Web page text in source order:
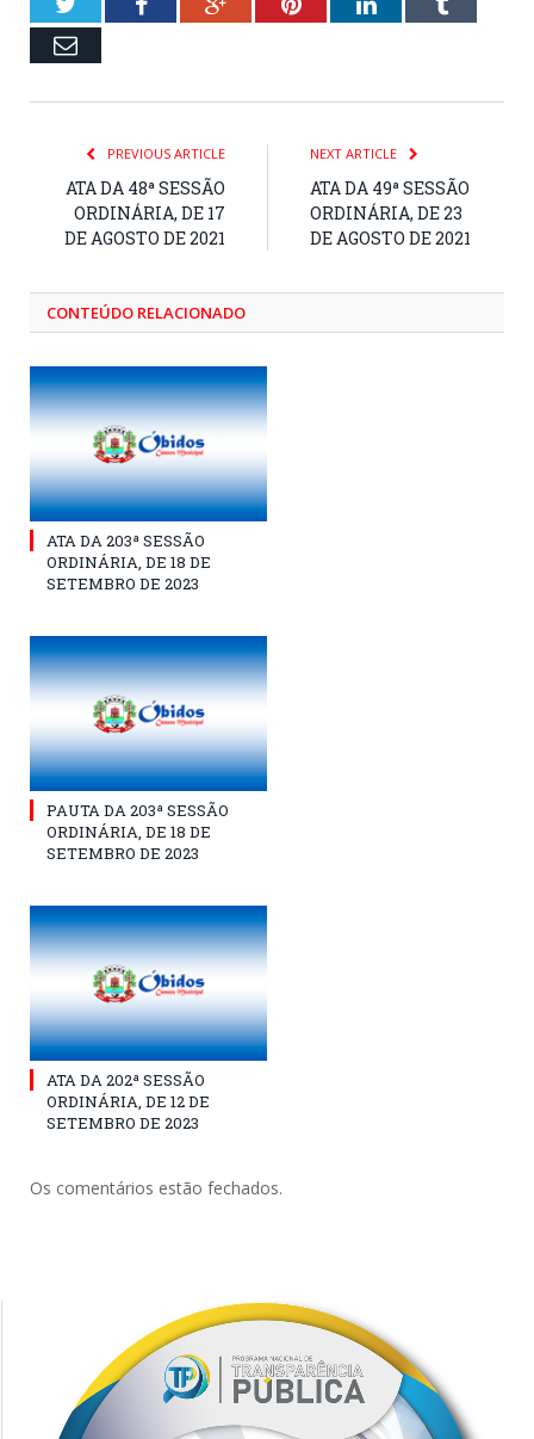
Email
PREVIOUS ARTICLE
ATA DA 48ª SESSÃO
ORDINÁRIA, DE 17
DE AGOSTO DE 2021
NEXT ARTICLE
ATA DA 49ª SESSÃO
ORDINÁRIA, DE 23
DE AGOSTO DE 2021
CONTEÚDO RELACIONADO
ATA DA 203ª SESSÃO
ORDINÁRIA, DE 18 DE
SETEMBRO DE 2023
PAUTA DA 203ª SESSÃO
ORDINÁRIA, DE 18 DE
SETEMBRO DE 2023
ATA DA 202ª SESSÃO
ORDINÁRIA, DE 12 DE
SETEMBRO DE 2023
Os comentários estão fechados.